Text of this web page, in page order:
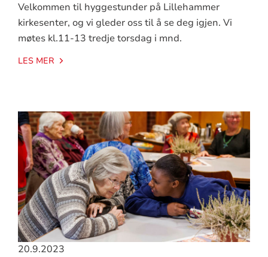
Velkommen til hyggestunder på Lillehammer
kirkesenter, og vi gleder oss til å se deg igjen. Vi
møtes kl.11-13 tredje torsdag i mnd.
LES MER
20.9.2023